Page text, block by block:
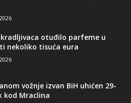
otuđilo parfeme u
nekoliko tisuća eura
vožnje izvan BiH uhićen 29-
kod Mraclina